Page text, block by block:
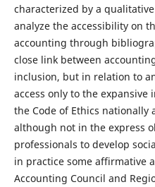
characterized by a
analyze the accessibility on
accounting through
close link between
inclusion, but in relation to
access only to the
the Code of Ethics nationally
although not in the express
professionals to develop
in practice some affirmative
Accounting Council and